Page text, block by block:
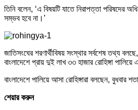
তিনি বলেন, ‘এ বিষয়টি যাতে নিরাপত্তা পরিষদের
সম্ভব হবে না।’
জাতিসংঘের শরণার্থীবিষয় সংস্থার সর্বশেষ তথ্য
বাংলাদেশে প্রায় দুই লাখ ৩৩ হাজার রোহিঙ্গা পালিয়ে
বাংলাদেশে পালিয়ে আসা রোহিঙ্গারা বলছেন,
শেয়ার করুন